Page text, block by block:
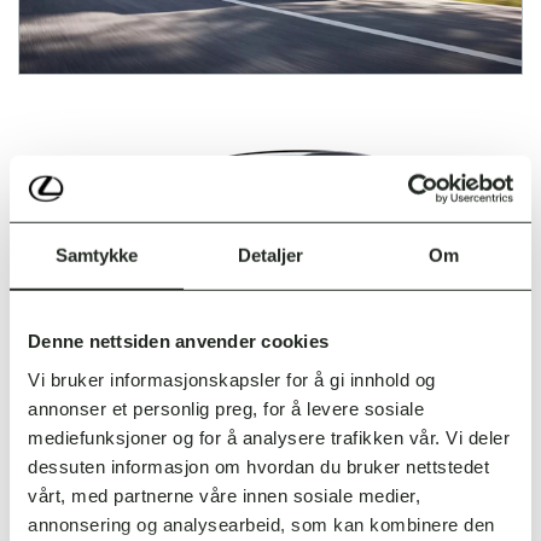
Samtykke Detaljer Om
Denne nettsiden anvender cookies
Vi bruker informasjonskapsler for å gi innhold og
annonser et personlig preg, for å levere sosiale
mediefunksjoner og for å analysere trafikken vår. Vi deler
dessuten informasjon om hvordan du bruker nettstedet
vårt, med partnerne våre innen sosiale medier,
annonsering og analysearbeid, som kan kombinere den
F SPORT
PRIS FRA
KR 799 000,-